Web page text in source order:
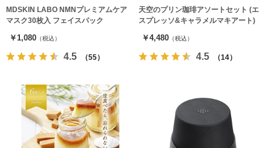
MDSKIN LABO NMNプレミアムケア
マスク30枚入 フェイスパック
￥1,080 （税込）
4.5 （55）
天空のプリン珈琲アソートセット (エ
スプレッソ&キャラメルマキアート)
￥4,480 （税込）
4.5 （14）